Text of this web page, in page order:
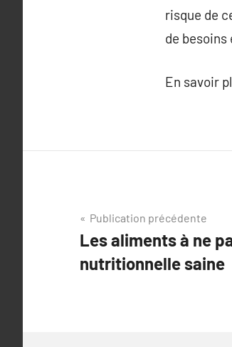
risque de
de besoins
En savoir
Navigation
de
l’article
Publication précédente
Les aliments à ne
nutritionnelle saine